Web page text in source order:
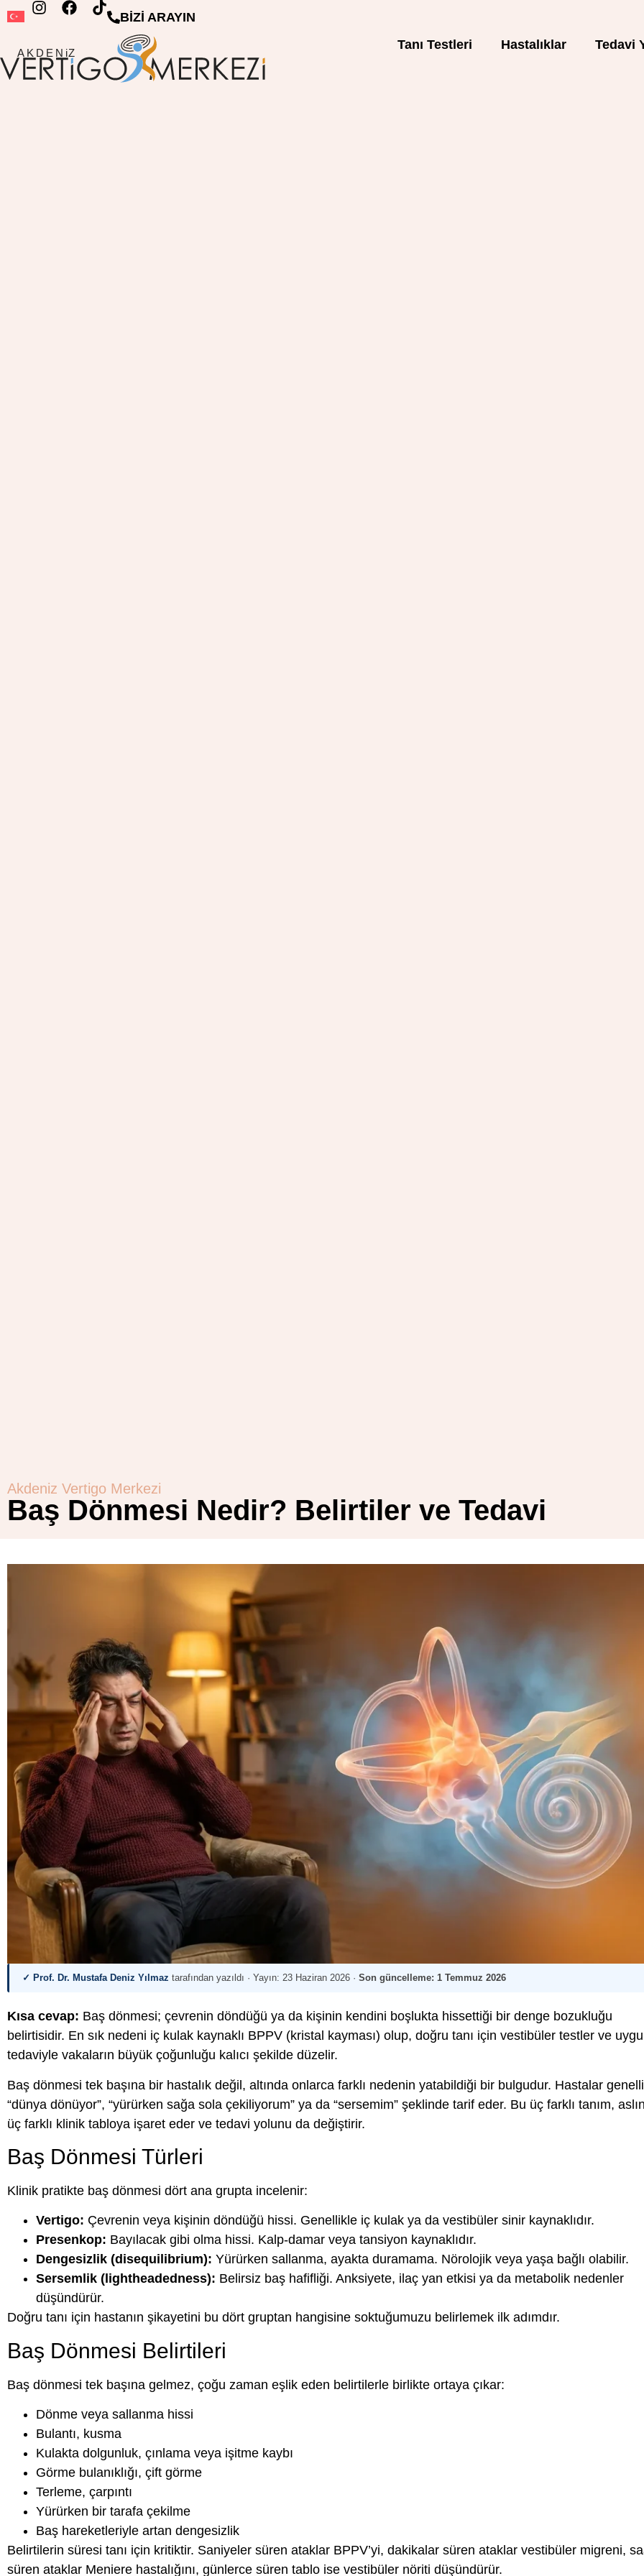
BİZİ ARAYIN
Tanı Testleri
Hastalıklar Tedavi
Akdeniz Vertigo Merkezi
Baş Dönmesi Nedir? Belirtiler ve Tedavi
✓ Prof. Dr. Mustafa Deniz Yılmaz tarafından yazıldı · Yayın: 23 Haziran 2026 · Son güncelleme: 1 Temmuz 2026
Kısa cevap: Baş dönmesi; çevrenin döndüğü ya da kişinin kendini boşlukta hissettiği bir denge bozukluğu
belirtisidir. En sık nedeni iç kulak kaynaklı BPPV (kristal kayması) olup, doğru tanı için vestibüler testler ve
tedaviyle vakaların büyük çoğunluğu kalıcı şekilde düzelir.
Baş dönmesi tek başına bir hastalık değil, altında onlarca farklı nedenin yatabildiği bir bulgudur. Hastalar
“dünya dönüyor”, “yürürken sağa sola çekiliyorum” ya da “sersemim” şeklinde tarif eder. Bu üç farklı tanım,
üç farklı klinik tabloya işaret eder ve tedavi yolunu da değiştirir.
Baş Dönmesi Türleri
Klinik pratikte baş dönmesi dört ana grupta incelenir:
Vertigo: Çevrenin veya kişinin döndüğü hissi. Genellikle iç kulak ya da vestibüler sinir kaynaklıdır.
Presenkop: Bayılacak gibi olma hissi. Kalp-damar veya tansiyon kaynaklıdır.
Dengesizlik (disequilibrium): Yürürken sallanma, ayakta duramama. Nörolojik veya yaşa bağlı olabilir.
Sersemlik (lightheadedness): Belirsiz baş hafifliği. Anksiyete, ilaç yan etkisi ya da metabolik nedenler
düşündürür.
Doğru tanı için hastanın şikayetini bu dört gruptan hangisine soktuğumuzu belirlemek ilk adımdır.
Baş Dönmesi Belirtileri
Baş dönmesi tek başına gelmez, çoğu zaman eşlik eden belirtilerle birlikte ortaya çıkar:
Dönme veya sallanma hissi
Bulantı, kusma
Kulakta dolgunluk, çınlama veya işitme kaybı
Görme bulanıklığı, çift görme
Terleme, çarpıntı
Yürürken bir tarafa çekilme
Baş hareketleriyle artan dengesizlik
Belirtilerin süresi tanı için kritiktir. Saniyeler süren ataklar BPPV’yi, dakikalar süren ataklar vestibüler migreni,
süren ataklar Meniere hastalığını, günlerce süren tablo ise vestibüler nöriti düşündürür.